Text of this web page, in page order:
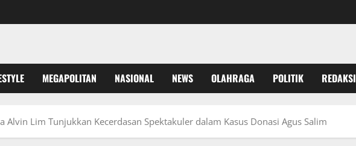
MEGAPOLITAN NASIONAL NEWS OLAHRAGA POLITIK REDAKSI
Alvin Lim Tunjukkan Kecerdasan Spektakuler dalam Kasus Donasi Agus Salim